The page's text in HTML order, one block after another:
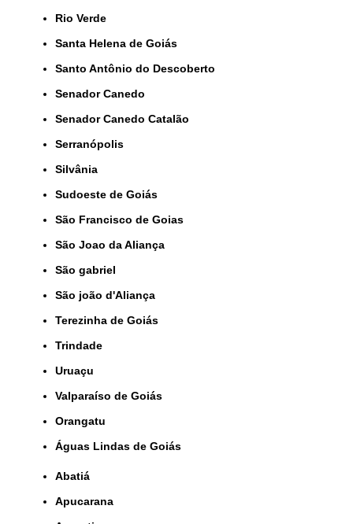
Rio Verde
Santa Helena de Goiás
Santo Antônio do Descoberto
Senador Canedo
Senador Canedo Catalão
Serranópolis
Silvânia
Sudoeste de Goiás
São Francisco de Goias
São Joao da Aliança
São gabriel
São joão d'Aliança
Terezinha de Goiás
Trindade
Uruaçu
Valparaíso de Goiás
orangatu
Águas Lindas de Goiás
Abatiá
Apucarana